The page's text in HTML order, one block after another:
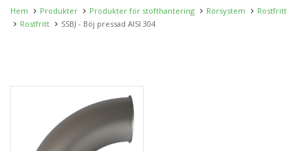
Hem Produkter Produkter för stofthantering Rörsystem
Rostfritt
Rostfritt
SSBJ - Böj pressad AISI 304